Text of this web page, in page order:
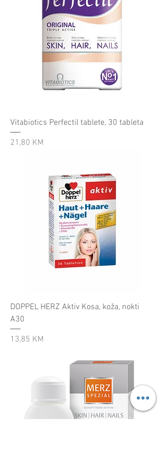
Vitabiotics Perfectil tablete, 30 tableta
Cijena
21,80 KM
DOPPEL HERZ Aktiv Kosa, koža, nokti
A30
Cijena
13,85 KM